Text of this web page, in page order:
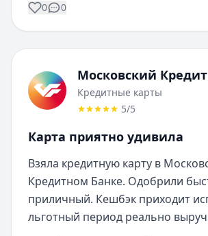
0 0
Московский
Кредитные карты
5/5
Карта приятно удивила
Взяла кредитную карту в
Кредитном Банке. Одобрили
приличный. Кешбэк приходит
льготный период реально